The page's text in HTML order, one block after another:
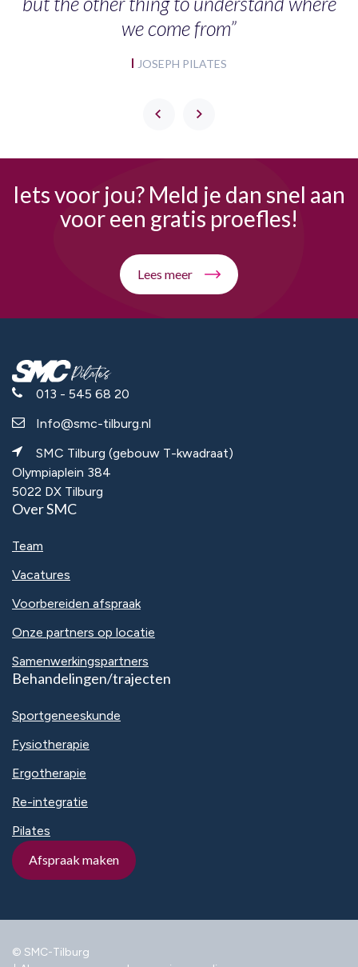
we come from”
JOSEPH PILATES
Iets voor jou? Meld je dan snel aan
voor een gratis proefles!
Lees meer
013 - 545 68 20
Info@smc-tilburg.nl
SMC Tilburg (gebouw T-kwadraat)
Olympiaplein 384
5022 DX Tilburg
Over SMC
Team
Vacatures
Voorbereiden afspraak
Onze partners op locatie
Samenwerkingspartners
Behandelingen/trajecten
Sportgeneeskunde
Fysiotherapie
Ergotherapie
Re-integratie
Pilates
Afspraak maken
© SMC-Tilburg